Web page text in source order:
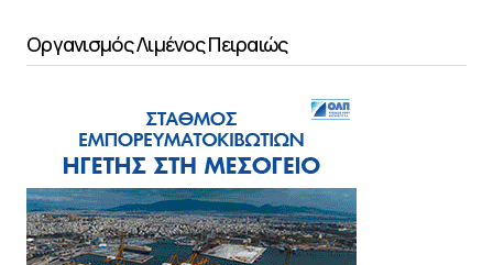
Οργανισμός Λιμένος Πειραιώς